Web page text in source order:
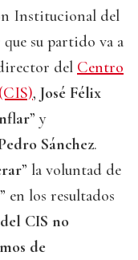
Institucional del
su partido va a
del Centro
, José Félix
” y
Sánchez.
” la voluntad de
” en los resultados
CIS no
de